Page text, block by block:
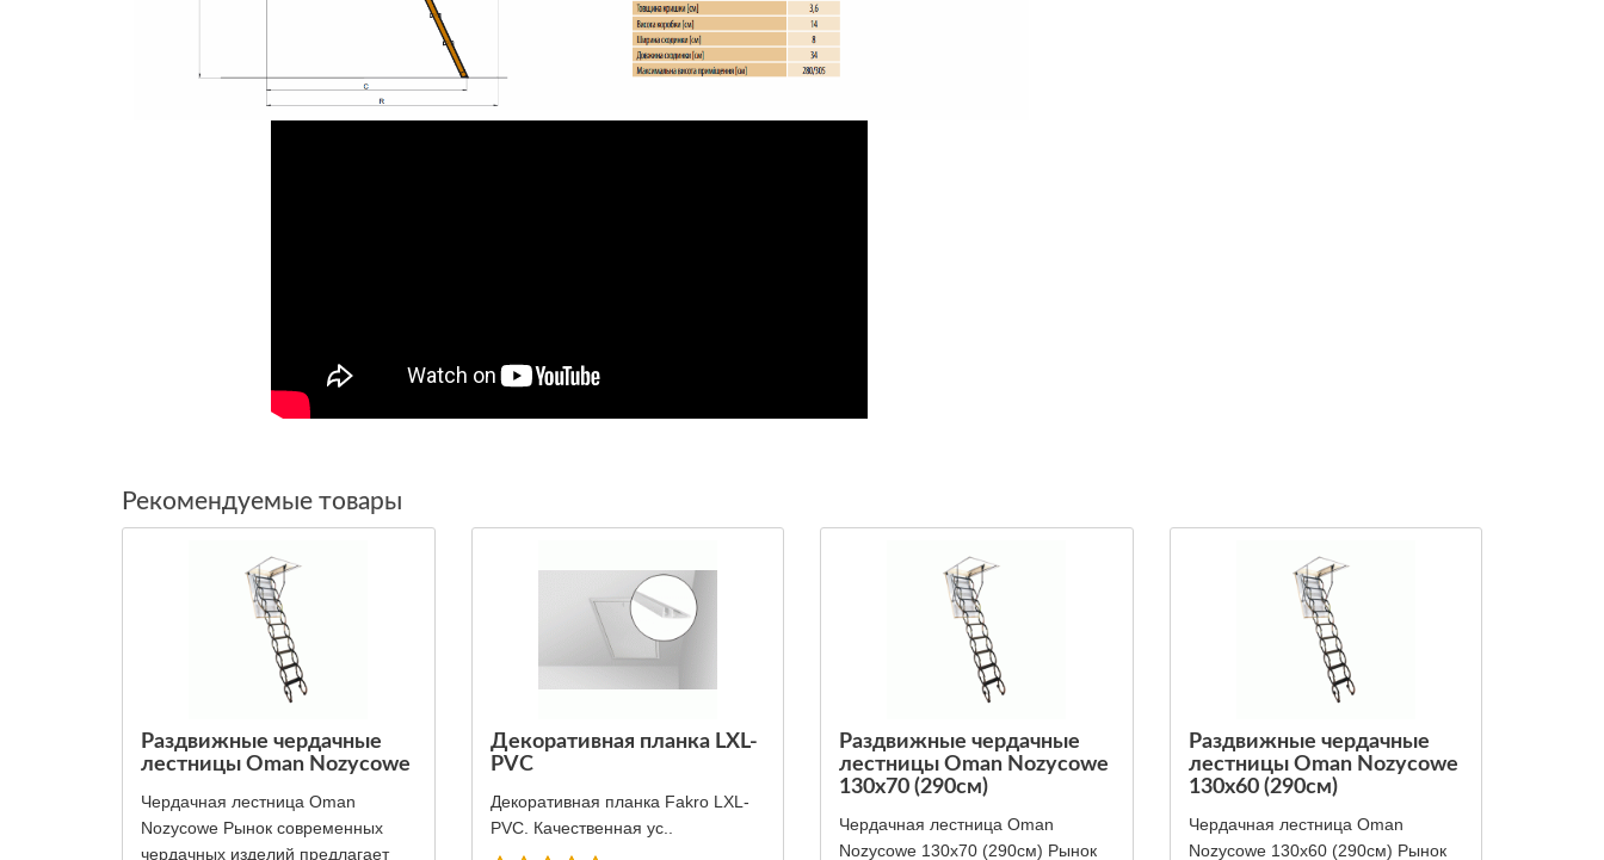
Рекомендуемые товары
Раздвижные чердачные
лестницы Oman Nozycowe
Чердачная лестница Oman
Nozycowe Рынок современных
чердачных изделий предлагает
Декоративная планка LXL-
PVC
Декоративная планка Fakro LXL-
PVC. Качественная ус..
Раздвижные чердачные
лестницы Oman Nozycowe
130x70 (290см)
Чердачная лестница Oman
Nozycowe 130x70 (290см) Рынок
Раздвижные чердачные
лестницы Oman Nozycowe
130x60 (290см)
Чердачная лестница Oman
Nozycowe 130x60 (290см) Рынок